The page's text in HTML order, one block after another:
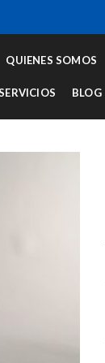
QUIENES SOMOS
BLOG